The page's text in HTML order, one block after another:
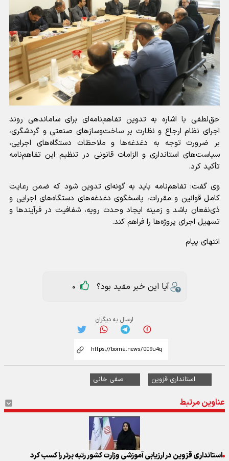
حق‌لطفی با اشاره به تدوین تفاهم‌نامه‌ای برای ساماندهی روند
اجرای نظام ارجاع و نظارت بر ساخت‌وسازهای صنعتی و گردشگری،
بر ضرورت توجه به دغدغه‌ها و ملاحظات دستگاه‌های اجرایی،
سیاست‌های استانداری و الزامات قانونی در تنظیم این تفاهم‌نامه
تأکید کرد.
وی گفت: تفاهم‌نامه باید به گونه‌ای تدوین شود که ضمن رعایت
کامل قوانین و مقررات، پاسخگوی دغدغه‌های دستگاه‌های اجرایی و
ذی‌نفعان باشد و زمینه ایجاد وحدت رویه، شفافیت در فرآیندها و
تسهیل اجرای پروژه‌ها را فراهم کند.
انتهای پیام
آیا این خبر مفید بود؟ 0
ارسال به دیگران
استانداری قزوین صفی خانی
عناوین مرتبط
استانداری قزوین در ارزیابی آموزشی وزارت کشور رتبه برتر را کسب کرد